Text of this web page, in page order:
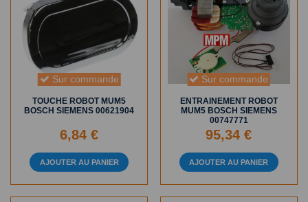
Sur commande
TOUCHE ROBOT MUM5
BOSCH SIEMENS 00621904
6,84 €
AJOUTER AU PANIER
Sur commande
ENTRAINEMENT ROBOT
MUM5 BOSCH SIEMENS
00747771
95,34 €
AJOUTER AU PANIER